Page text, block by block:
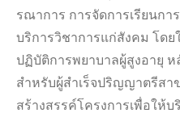
รณาการ การจัดการเรียนก
บริการวิชาการแก่สังคม โด
ปฏิบัติการพยาบาลผู้สูงอายุ
สำหรับผู้สำเร็จปริญญาตรีส
สร้างสรรค์โครงการเพื่อให้